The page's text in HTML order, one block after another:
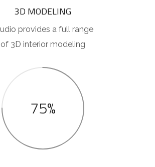
3D MODELING
provides a full range
of 3D interior modeling
75%